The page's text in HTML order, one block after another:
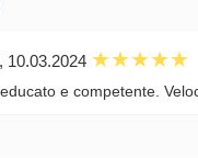
, 10.03.2024
e competente.